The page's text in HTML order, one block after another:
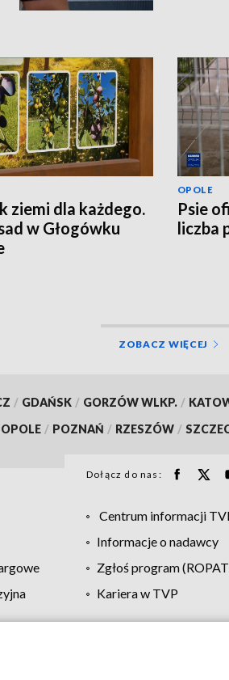
ziemi dla każdego.
w Głogówku
OPOLE
Psie
liczba
ZOBACZ WIĘCEJ
/ GDAŃSK / GORZÓW WLKP. /
OPOLE / POZNAŃ / RZESZÓW /
Dołącz do nas:
Centrum informacji
Informacje o nadawcy
Zgłoś program
Kariera w TVP